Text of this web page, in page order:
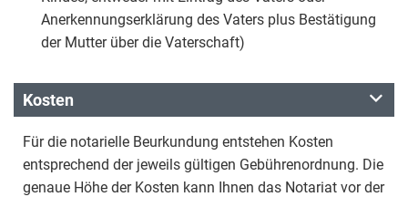
Anerkennungserklärung des Vaters plus Bestätigung
der Mutter über die Vaterschaft)
Kosten
Für die notarielle Beurkundung entstehen Kosten
entsprechend der jeweils gültigen Gebührenordnung. Die
genaue Höhe der Kosten kann Ihnen das Notariat vor der